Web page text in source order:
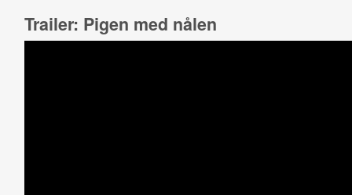
Trailer: Pigen med nålen